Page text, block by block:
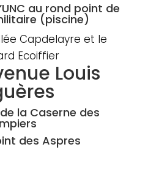
au rond point de
(piscine)
Capdelayre et le
Ecoiffier
Louis
la Caserne des
des Aspres